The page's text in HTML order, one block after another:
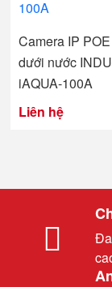
Camera IP
dưới nước
iAQUA-100A
Liên hệ